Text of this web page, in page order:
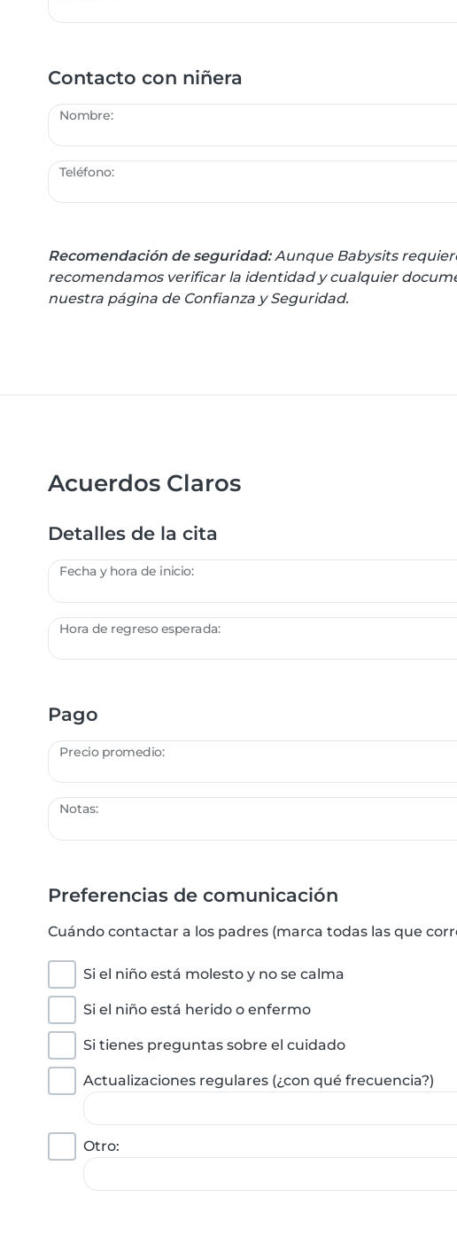
Contacto con niñera
Nombre:
Teléfono:
Recomendación de seguridad:Aunque Babysits
recomendamos verificar la identidad y cualquier
nuestra página de Confianza y Seguridad.
Acuerdos Claros
Detalles de la cita
Fecha y hora de inicio:
Hora de regreso esperada:
Pago
Precio promedio:
Notas:
Preferencias de comunicación
Cuándo contactar a los padres (marca todas las que
Si el niño está molesto y no se calma
Si el niño está herido o enfermo
Si tienes preguntas sobre el cuidado
Actualizaciones regulares (¿con qué frecuencia?)
Otro: